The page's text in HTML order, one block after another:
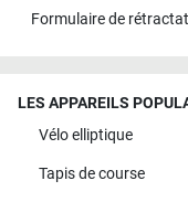
Formulaire de
LES APPAREILS
Vélo elliptique
Tapis de course